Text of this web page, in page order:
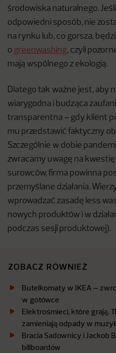
środowiska naturalnego.
odpowiedni sposób, nie
na rynku lub, co gorsza,
o greenwashing, czyli
mają wspólnego z ekologią.
Dlatego tak ważne jest, aby
wiarygodna i budząca
transparentna – gdy klient
mu przedstawić faktyczny
Szczególnie w dobie
zwracamy uwagę na
surowców, firma powinna
przemyślane działania.
wprowadzać zasadę less
nowych produktów i w
podczas sesji produktowej).
ZOBACZ RÓWNIEŻ
Butelkomaty w IKEA –
w gotówce
Elektrośmieci, które grają.
zamieniają odpady w
Bracia Sadownicy i
billboardów